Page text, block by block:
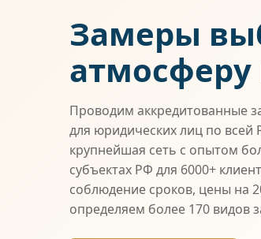
Замеры
атмосферу
Проводим аккредитованные
для юридических лиц по всей
крупнейшая сеть с опытом
субъектах РФ для 6000+
соблюдение сроков, цены на
определяем более 170 видов